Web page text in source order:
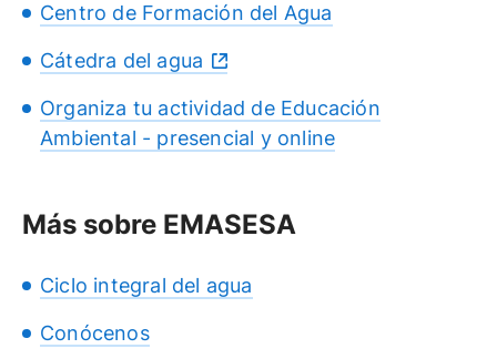
Centro de Formación del Agua
Cátedra del agua
Organiza tu actividad de Educación
Ambiental - presencial y online
Más sobre EMASESA
Ciclo integral del agua
Conócenos